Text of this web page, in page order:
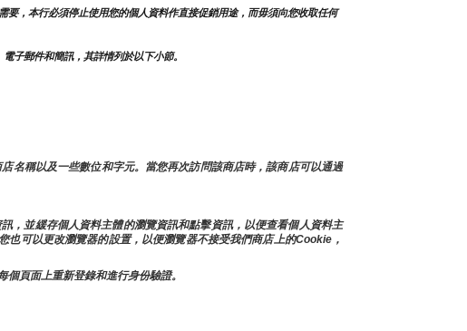
要，本行必須停止使用您的個人資料作直接促銷用途，而毋須向您收取任何
子郵件和簡訊，其詳情列於以下小節。
名稱以及一些數位和字元。當您再次訪問該商店時，該商店可以通過
，並緩存個人資料主體的瀏覽資訊和點擊資訊，以便查看個人資料主
可以更改瀏覽器的設置，以便瀏覽器不接受我們商店上的Cookie，
頁面上重新登錄和進行身份驗證。